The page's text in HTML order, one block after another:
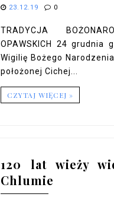
23.12.19 0
TRADYCJA
OPAWSKICH 24
Wigilię Bożego
położonej Cichej...
CZYTAJ WIĘCEJ »
120 lat wieży
Chlumie